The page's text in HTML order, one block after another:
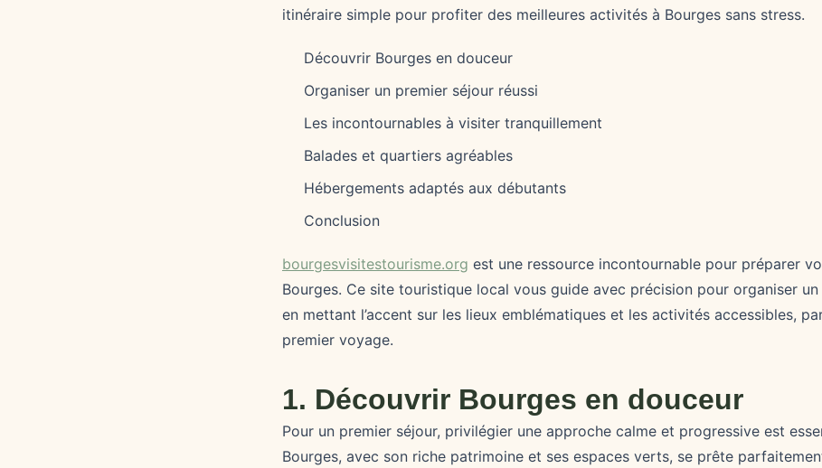
itinéraire simple pour profiter des meilleures activités à Bourges sans stress.
Découvrir Bourges en douceur
Organiser un premier séjour réussi
Les incontournables à visiter tranquillement
Balades et quartiers agréables
Hébergements adaptés aux débutants
Conclusion
bourgesvisitestourisme.org est une ressource incontournable pour préparer
Bourges. Ce site touristique local vous guide avec précision pour organiser un
en mettant l’accent sur les lieux emblématiques et les activités accessibles,
premier voyage.
1. Découvrir Bourges en douceur
Pour un premier séjour, privilégier une approche calme et progressive est
Bourges, avec son riche patrimoine et ses espaces verts, se prête